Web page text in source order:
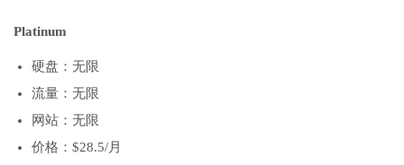
Platinum
硬盘：无限
流量：无限
网站：无限
价格：$28.5/月